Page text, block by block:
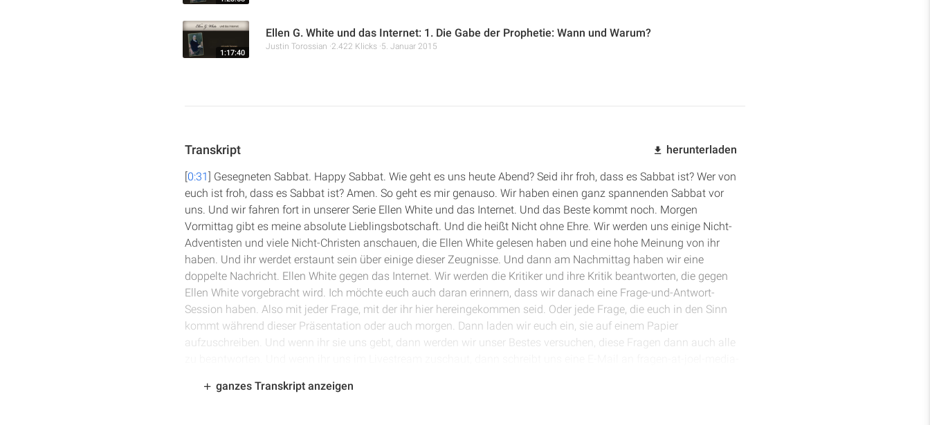
1:17:40
Ellen G. White und das Internet: 1. Die Gabe der Prophetie: Wann und Warum?
Justin Torossian 2.422 Klicks 5. Januar 2015
Transkript herunterladen
[0:31] Gesegneten Sabbat. Happy Sabbat. Wie geht es uns heute Abend? Seid ihr froh, dass es Sabbat ist? Wer von
euch ist froh, dass es Sabbat ist? Amen. So geht es mir genauso. Wir haben einen ganz spannenden Sabbat vor
uns. Und wir fahren fort in unserer Serie Ellen White und das Internet. Und das Beste kommt noch. Morgen
Vormittag gibt es meine absolute Lieblingsbotschaft. Und die heißt Nicht ohne Ehre. Wir werden uns einige Nicht-
Adventisten und viele Nicht-Christen anschauen, die Ellen White gelesen haben und eine hohe Meinung von ihr
haben. Und ihr werdet erstaunt sein über einige dieser Zeugnisse. Und dann am Nachmittag haben wir eine
doppelte Nachricht. Ellen White gegen das Internet. Wir werden die Kritiker und ihre Kritik beantworten, die gegen
Ellen White vorgebracht wird. Ich möchte euch auch daran erinnern, dass wir danach eine Frage-und-Antwort-
Session haben. Also mit jeder Frage, mit der ihr hier hereingekommen seid. Oder jede Frage, die euch in den Sinn
kommt während dieser Präsentation oder auch morgen. Dann laden wir euch ein, sie auf einem Papier
aufzuschreiben. Und wenn ihr sie uns gebt, dann werden wir unser Bestes versuchen, diese Fragen dann auch alle
Fragen, die ihr stellen werdet, in der morgigen Nachmittagspräsentation beantwortet werden. Ich war letzten Sabbat
ganzes Transkript anzeigen